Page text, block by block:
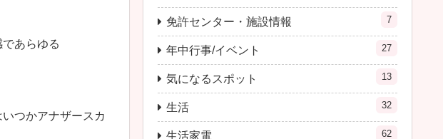
あらゆる
つかアナザースカ
免許センター・施設情報 7
年中行事/イベント 27
気になるスポット 13
生活 32
生活家電 62